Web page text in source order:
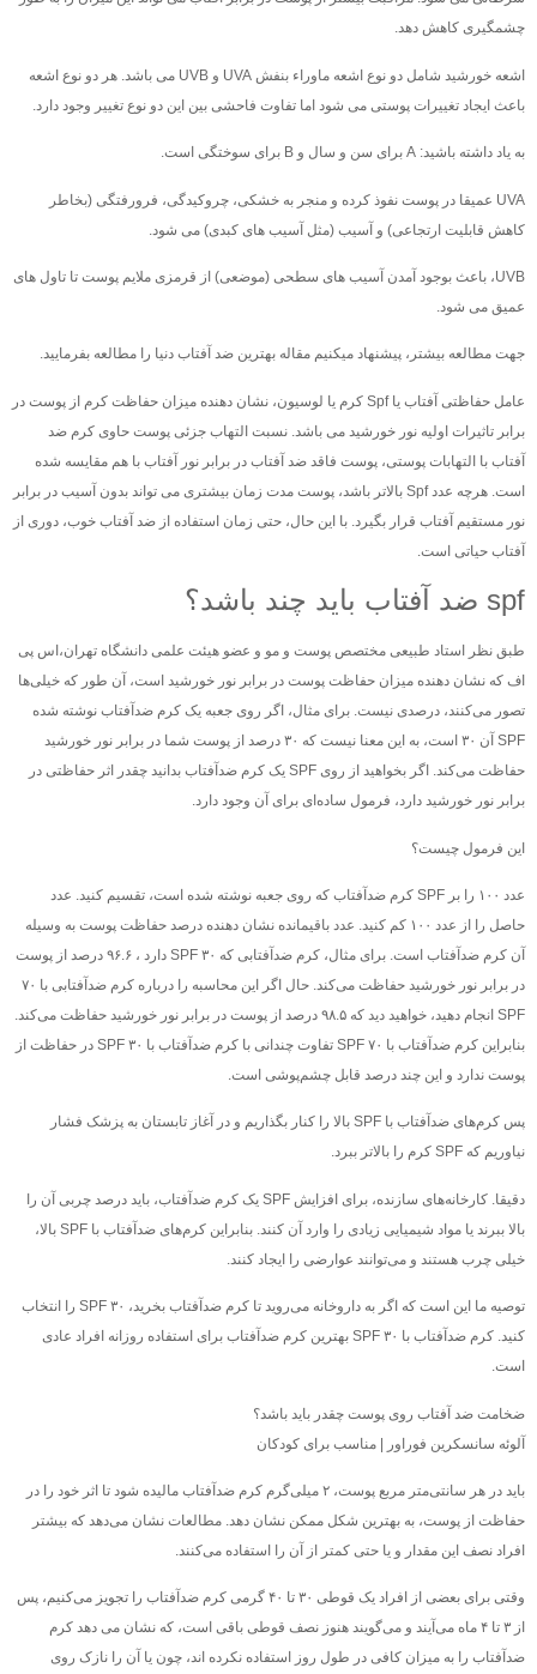
چشمگیری کاهش دهد.
اشعه خورشید شامل دو نوع اشعه ماوراء بنفش UVA و UVB می باشد. هر دو نوع اشعه
باعث ایجاد تغییرات پوستی می شود اما تفاوت فاحشی بین این دو نوع تغییر وجود دارد.
به یاد داشته باشید: A برای سن و سال و B برای سوختگی است.
UVA عمیقا در پوست نفوذ کرده و منجر به خشکی، چروکیدگی، فرورفتگی (بخاطر
کاهش قابلیت ارتجاعی) و آسیب (مثل آسیب های کبدی) می شود.
UVB، باعث بوجود آمدن آسیب های سطحی (موضعی) از قرمزی ملایم پوست تا تاول های
عمیق می شود.
جهت مطالعه بیشتر، پیشنهاد میکنیم مقاله بهترین ضد آفتاب دنیا را مطالعه بفرمایید.
عامل حفاظتی آفتاب یا Spf کرم یا لوسیون، نشان دهنده میزان حفاظت کرم از پوست در
برابر تاثیرات اولیه نور خورشید می باشد. نسبت التهاب جزئی پوست حاوی کرم ضد
آفتاب با التهابات پوستی، پوست فاقد ضد آفتاب در برابر نور آفتاب با هم مقایسه شده
است. هرچه عدد Spf بالاتر باشد، پوست مدت زمان بیشتری می تواند بدون آسیب در برابر
نور مستقیم آفتاب قرار بگیرد. با این حال، حتی زمان استفاده از ضد آفتاب خوب، دوری از
آفتاب حیاتی است.
spf ضد آفتاب باید چند باشد؟
طبق نظر استاد طبیعی مختصص پوست و مو و عضو هیئت علمی دانشگاه تهران،اس پی
اف که نشان دهنده میزان حفاظت پوست در برابر نور خورشید است، آن طور که خیلی‌ها
تصور می‌کنند، درصدی نیست. برای مثال، اگر روی جعبه یک کرم ضدآفتاب نوشته شده
SPF آن ۳۰ است، به این معنا نیست که ۳۰ درصد از پوست شما در برابر نور خورشید
حفاظت می‌کند. اگر بخواهید از روی SPF یک کرم ضدآفتاب بدانید چقدر اثر حفاظتی در
برابر نور خورشید دارد، فرمول ساده‌ای برای آن وجود دارد.
این فرمول چیست؟
عدد ۱۰۰ را بر SPF کرم ضدآفتاب که روی جعبه نوشته شده است، تقسیم کنید. عدد
حاصل را از عدد ۱۰۰ کم کنید. عدد باقیمانده نشان دهنده درصد حفاظت پوست به وسیله
آن کرم ضدآفتاب است. برای مثال، کرم ضدآفتابی که ۳۰ SPF دارد ، ۹۶.۶ درصد از پوست
در برابر نور خورشید حفاظت می‌کند. حال اگر این محاسبه را درباره کرم ضدآفتابی با ۷۰
SPF انجام دهید، خواهید دید که ۹۸.۵ درصد از پوست در برابر نور خورشید حفاظت می‌کند.
بنابراین کرم ضدآفتاب با SPF ۷۰ تفاوت چندانی با کرم ضدآفتاب با SPF ۳۰ در حفاظت از
پوست ندارد و این چند درصد قابل چشم‌پوشی است.
پس کرم‌های ضدآفتاب با SPF بالا را کنار بگذاریم و در آغاز تابستان به پزشک فشار
نیاوریم که SPF کرم را بالاتر ببرد.
دقیقا. کارخانه‌های سازنده، برای افزایش SPF یک کرم ضدآفتاب، باید درصد چربی آن را
بالا ببرند یا مواد شیمیایی زیادی را وارد آن کنند. بنابراین کرم‌های ضدآفتاب با SPF بالا،
خیلی چرب هستند و می‌توانند عوارضی را ایجاد کنند.
توصیه ما این است که اگر به داروخانه می‌روید تا کرم ضدآفتاب بخرید، SPF ۳۰ را انتخاب
کنید. کرم ضدآفتاب با SPF ۳۰ بهترین کرم ضدآفتاب برای استفاده روزانه افراد عادی
است.
ضخامت ضد آفتاب روی پوست چقدر باید باشد؟
آلوئه سانسکرین فوراور | مناسب برای کودکان
باید در هر سانتی‌متر مربع پوست، ۲ میلی‌گرم کرم ضدآفتاب مالیده شود تا اثر خود را در
حفاظت از پوست، به بهترین شکل ممکن نشان دهد. مطالعات نشان می‌دهد که بیشتر
افراد نصف این مقدار و یا حتی کمتر از آن را استفاده می‌کنند.
وقتی برای بعضی از افراد یک قوطی ۳۰ تا ۴۰ گرمی کرم ضدآفتاب را تجویز می‌کنیم، پس
از ۳ تا ۴ ماه می‌آیند و می‌گویند هنوز نصف قوطی باقی است، که نشان می دهد کرم
ضد‌آفتاب را به میزان کافی در طول روز استفاده نکرده اند، چون یا آن را نازک روی